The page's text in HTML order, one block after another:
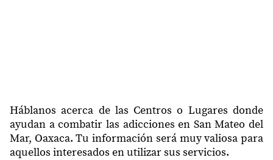
Háblanos acerca de las Centros o Lugares donde
ayudan a combatir las adicciones en San Mateo del
Mar, Oaxaca. Tu información será muy valiosa para
aquellos interesados en utilizar sus servicios.